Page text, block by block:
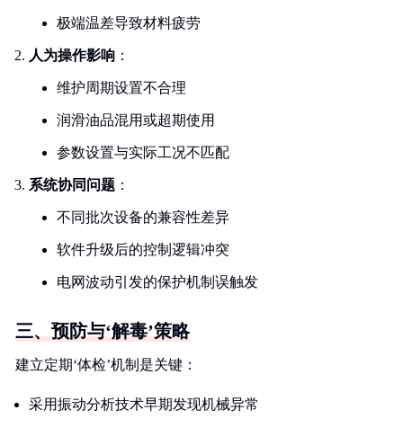
极端温差导致材料疲劳
人为操作影响 ：
维护周期设置不合理
润滑油品混用或超期使用
参数设置与实际工况不匹配
系统协同问题 ：
不同批次设备的兼容性差异
软件升级后的控制逻辑冲突
电网波动引发的保护机制误触发
三、预防与‘解毒’策略
建立定期‘体检’机制是关键：
采用振动分析技术早期发现机械异常